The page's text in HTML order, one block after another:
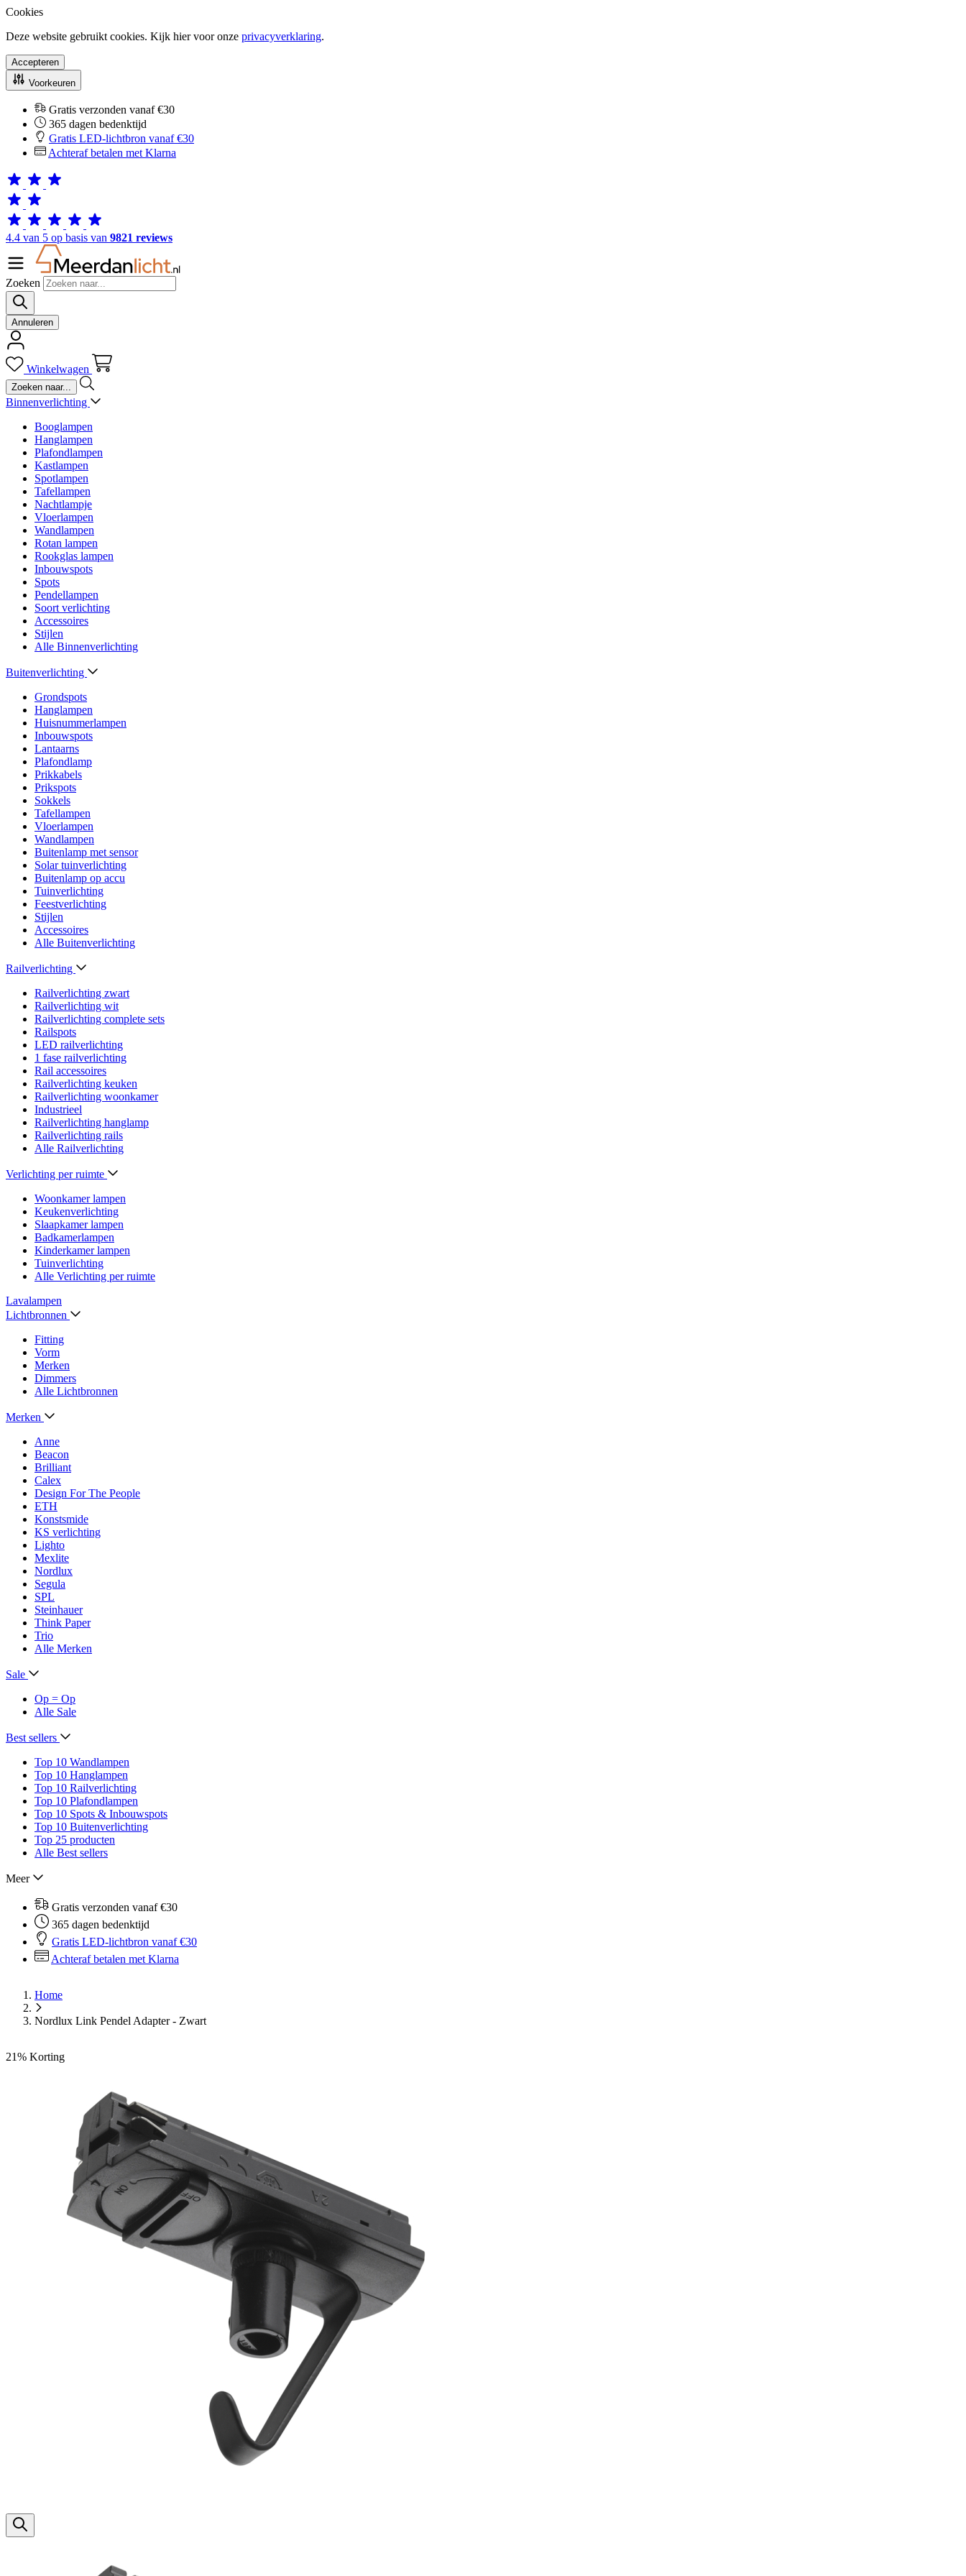
Cookies
Deze website gebruikt cookies. Kijk hier voor onze privacyverklaring.
Accepteren
Voorkeuren
Gratis verzonden vanaf €30
365 dagen bedenktijd
Gratis LED-lichtbron vanaf €30
Achteraf betalen met Klarna
4.4 van 5 op basis van 9821 reviews
Zoeken
Annuleren
Winkelwagen
Binnenverlichting
Booglampen
Hanglampen
Plafondlampen
Kastlampen
Spotlampen
Tafellampen
Nachtlampje
Vloerlampen
Wandlampen
Rotan lampen
Rookglas lampen
Inbouwspots
Spots
Pendellampen
Soort verlichting
Accessoires
Stijlen
Alle Binnenverlichting
Buitenverlichting
Grondspots
Hanglampen
Huisnummerlampen
Inbouwspots
Lantaarns
Plafondlamp
Prikkabels
Prikspots
Sokkels
Tafellampen
Vloerlampen
Wandlampen
Buitenlamp met sensor
Solar tuinverlichting
Buitenlamp op accu
Tuinverlichting
Feestverlichting
Stijlen
Accessoires
Alle Buitenverlichting
Railverlichting
Railverlichting zwart
Railverlichting wit
Railverlichting complete sets
Railspots
LED railverlichting
1 fase railverlichting
Rail accessoires
Railverlichting keuken
Railverlichting woonkamer
Industrieel
Railverlichting hanglamp
Railverlichting rails
Alle Railverlichting
Verlichting per ruimte
Woonkamer lampen
Keukenverlichting
Slaapkamer lampen
Badkamerlampen
Kinderkamer lampen
Tuinverlichting
Alle Verlichting per ruimte
Lavalampen
Lichtbronnen
Fitting
Vorm
Merken
Dimmers
Alle Lichtbronnen
Merken
Anne
Beacon
Brilliant
Calex
Design For The People
ETH
Konstsmide
KS verlichting
Lighto
Mexlite
Nordlux
Segula
SPL
Steinhauer
Think Paper
Trio
Alle Merken
Sale
Op = Op
Alle Sale
Best sellers
Top 10 Wandlampen
Top 10 Hanglampen
Top 10 Railverlichting
Top 10 Plafondlampen
Top 10 Spots & Inbouwspots
Top 10 Buitenverlichting
Top 25 producten
Alle Best sellers
Meer
Gratis verzonden vanaf €30
365 dagen bedenktijd
Gratis LED-lichtbron vanaf €30
Achteraf betalen met Klarna
Home
Nordlux Link Pendel Adapter - Zwart
21% Korting